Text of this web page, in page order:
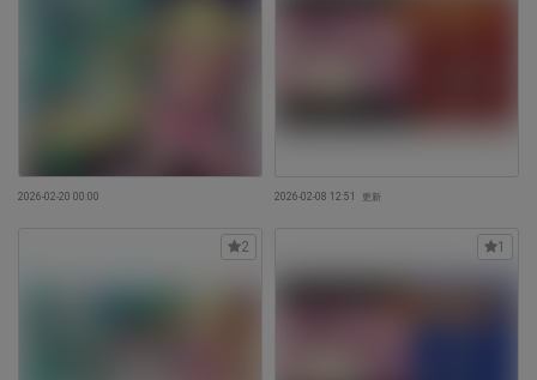
2026-02-20 00:00 2026-02-08 12:51 更新
2 1